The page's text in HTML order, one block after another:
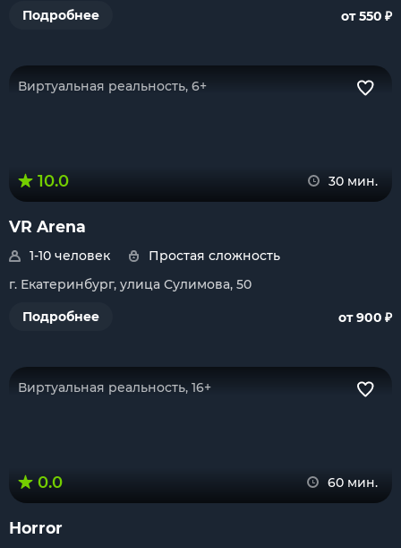
Подробнее
от 550 ₽
Виртуальная реальность, 6+
10.0 30 мин.
VR Arena
1-10 человек
Простая сложность
г. Екатеринбург, улица Сулимова, 50
Подробнее
от 900 ₽
Виртуальная реальность, 16+
0.0 60 мин.
Horror